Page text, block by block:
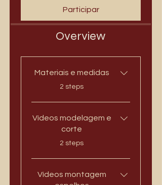
Participar
Overview
Materiais e medidas
.
2 steps
Vídeos modelagem e
corte
.
2 steps
Vídeos montagem